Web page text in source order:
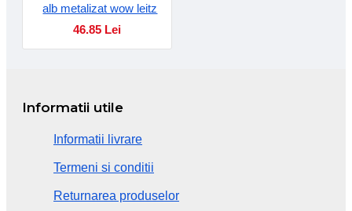
alb metalizat wow leitz
46.85 Lei
Informatii utile
Informatii livrare
Termeni si conditii
Returnarea produselor